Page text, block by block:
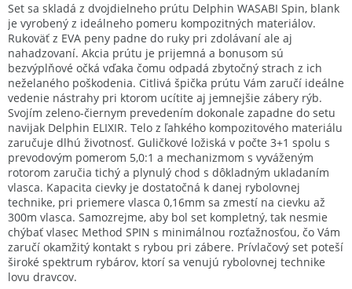
Set sa skladá z dvojdielneho prútu Delphin WASABI Spin, blank
je vyrobený z ideálneho pomeru kompozitných materiálov.
Rukoväť z EVA peny padne do ruky pri zdolávaní ale aj
nahadzovaní. Akcia prútu je prijemná a bonusom sú
bezvýplňové očká vďaka čomu odpadá zbytočný strach z ich
neželaného poškodenia. Citlivá špička prútu Vám zaručí ideálne
vedenie nástrahy pri ktorom ucítite aj jemnejšie zábery rýb.
Svojím zeleno-čiernym prevedením dokonale zapadne do setu
navijak Delphin ELIXIR. Telo z ľahkého kompozitového materiálu
zaručuje dlhú životnosť. Guličkové ložiská v počte 3+1 spolu s
prevodovým pomerom 5,0:1 a mechanizmom s vyváženým
rotorom zaručia tichý a plynulý chod s dôkladným ukladaním
vlasca. Kapacita cievky je dostatočná k danej rybolovnej
technike, pri priemere vlasca 0,16mm sa zmestí na cievku až
300m vlasca. Samozrejme, aby bol set kompletný, tak nesmie
chýbať vlasec Method SPIN s minimálnou rozťažnosťou, čo Vám
zaručí okamžitý kontakt s rybou pri zábere. Prívlačový set poteší
široké spektrum rybárov, ktorí sa venujú rybolovnej technike
lovu dravcov.